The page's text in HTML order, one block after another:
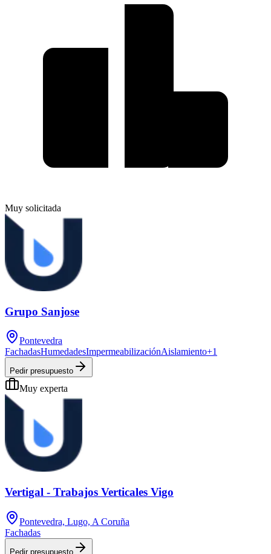
Muy solicitada
Grupo Sanjose
Pontevedra
FachadasHumedadesImpermeabilizaciónAislamiento+1
Pedir presupuesto
Muy experta
Vertigal - Trabajos Verticales Vigo
Pontevedra, Lugo, A Coruña
Fachadas
Pedir presupuesto